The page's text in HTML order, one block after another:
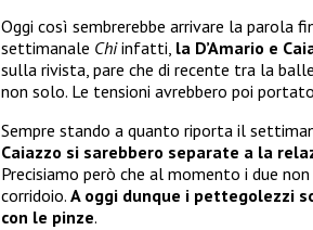
Oggi così sembrerebbe arrivare la parola
settimanale Chiinfatti, la D’Amario e
sulla rivista, pare che di recente tra la
non solo. Le tensioni avrebbero poi
Sempre stando a quanto riporta il
Caiazzo si sarebbero separate a la
Precisiamo però che al momento i due
corridoio. A oggi dunque i pettegolezzi
con le pinze.